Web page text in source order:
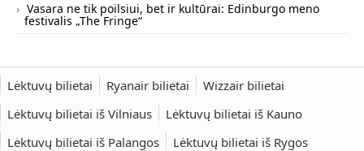
Vasara ne tik poilsiui, bet ir kultūrai: Edinburgo meno
festivalis „The Fringe“
Lėktuvų bilietai Ryanair bilietai
Wizzair bilietai
Lėktuvų bilietai iš Vilniaus
Lėktuvų bilietai iš Kauno
Lėktuvų bilietai iš Palangos
Lėktuvų bilietai iš Rygos